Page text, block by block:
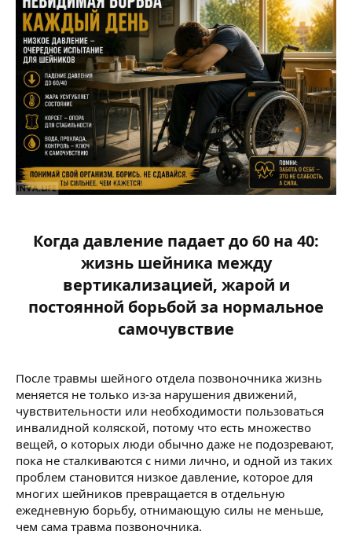
Когда давление падает до 60 на 40:
жизнь шейника между
вертикализацией, жарой и
постоянной борьбой за нормальное
самочувствие​
После травмы шейного отдела позвоночника жизнь
меняется не только из-за нарушения движений,
чувствительности или необходимости пользоваться
инвалидной коляской, потому что есть множество
вещей, о которых люди обычно даже не подозревают,
пока не сталкиваются с ними лично, и одной из таких
проблем становится низкое давление, которое для
многих шейников превращается в отдельную
ежедневную борьбу, отнимающую силы не меньше,
чем сама травма позвоночника.